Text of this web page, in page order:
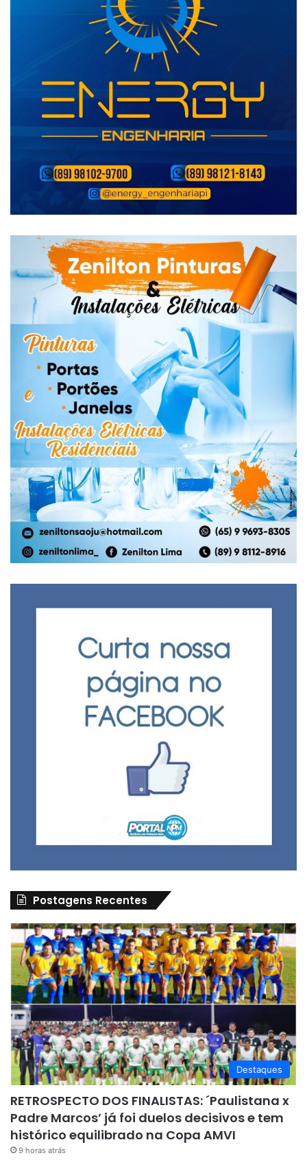
Postagens Recentes
Destaques
RETROSPECTO DOS FINALISTAS: ´Paulistana x
Padre Marcos’ já foi duelos decisivos e tem
histórico equilibrado na Copa AMVI
9 horas atrás